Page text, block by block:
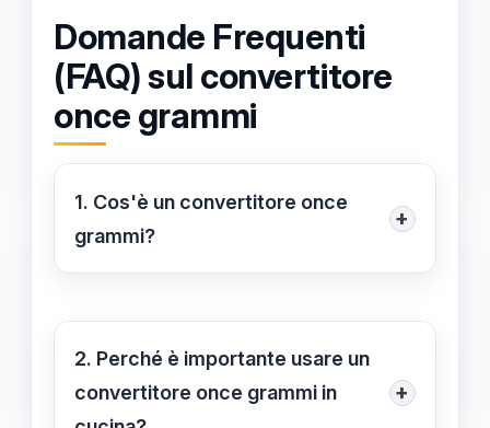
Domande Frequenti
(FAQ) sul convertitore
once grammi
1. Cos'è un convertitore once
grammi?
+
Un convertitore once grammi è uno
trasformare le unità di misura da once
a grammi, facilitando la preparazione
di ricette che utilizzano misure
2. Perché è importante usare un
convertitore once grammi in
+